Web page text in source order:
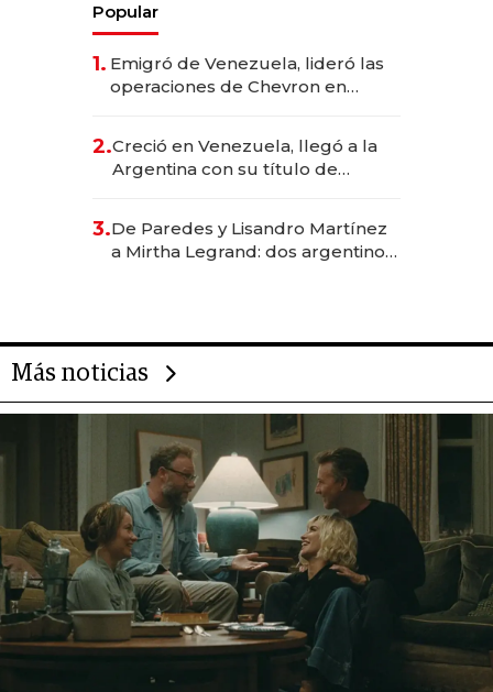
Popular
1. Emigró de Venezuela, lideró las
operaciones de Chevron en
2.Creció en Venezuela, llegó a la
Argentina con su título de
las marcas "fast premium"
3.De Paredes y Lisandro Martínez
a Mirtha Legrand: dos argentinos
Más noticias